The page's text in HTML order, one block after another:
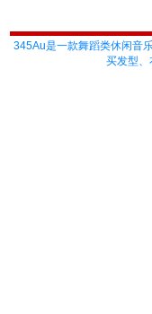
345Au是一款舞蹈类休闲音
买发型、